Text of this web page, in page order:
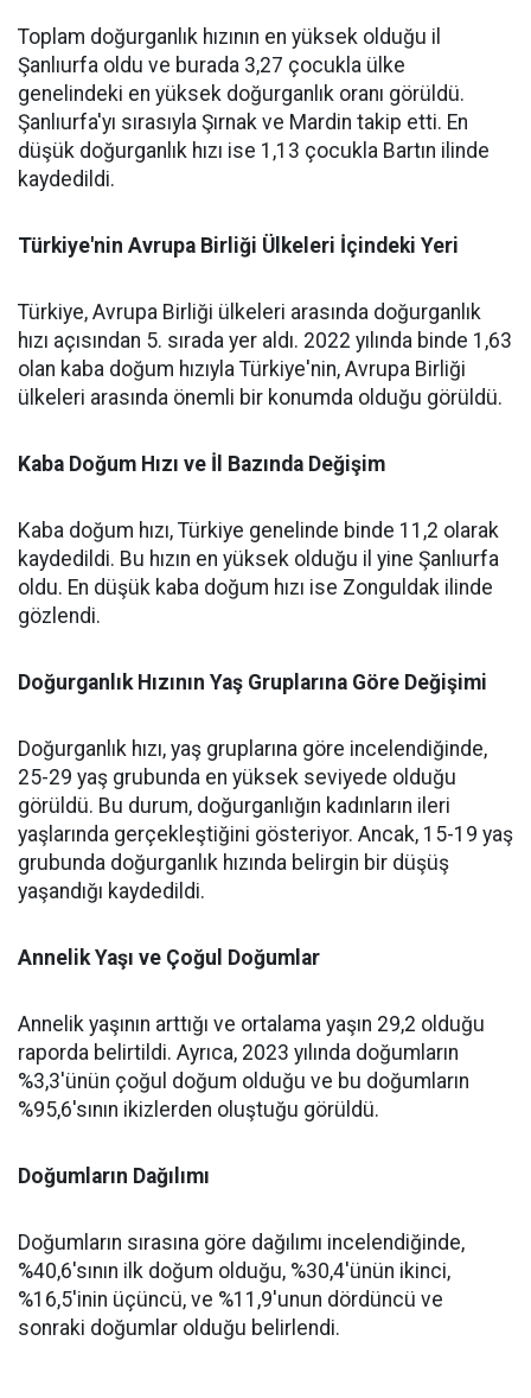
Toplam doğurganlık hızının en yüksek olduğu il
Şanlıurfa oldu ve burada 3,27 çocukla ülke
genelindeki en yüksek doğurganlık oranı görüldü.
Şanlıurfa'yı sırasıyla Şırnak ve Mardin takip etti. En
düşük doğurganlık hızı ise 1,13 çocukla Bartın ilinde
kaydedildi.
Türkiye'nin Avrupa Birliği Ülkeleri İçindeki Yeri
Türkiye, Avrupa Birliği ülkeleri arasında doğurganlık
hızı açısından 5. sırada yer aldı. 2022 yılında binde 1,63
olan kaba doğum hızıyla Türkiye'nin, Avrupa Birliği
ülkeleri arasında önemli bir konumda olduğu görüldü.
Kaba Doğum Hızı ve İl Bazında Değişim
Kaba doğum hızı, Türkiye genelinde binde 11,2 olarak
kaydedildi. Bu hızın en yüksek olduğu il yine Şanlıurfa
oldu. En düşük kaba doğum hızı ise Zonguldak ilinde
gözlendi.
Doğurganlık Hızının Yaş Gruplarına Göre Değişimi
Doğurganlık hızı, yaş gruplarına göre incelendiğinde,
25-29 yaş grubunda en yüksek seviyede olduğu
görüldü. Bu durum, doğurganlığın kadınların ileri
yaşlarında gerçekleştiğini gösteriyor. Ancak, 15-19 yaş
grubunda doğurganlık hızında belirgin bir düşüş
yaşandığı kaydedildi.
Annelik Yaşı ve Çoğul Doğumlar
Annelik yaşının arttığı ve ortalama yaşın 29,2 olduğu
raporda belirtildi. Ayrıca, 2023 yılında doğumların
%3,3'ünün çoğul doğum olduğu ve bu doğumların
%95,6'sının ikizlerden oluştuğu görüldü.
Doğumların Dağılımı
Doğumların sırasına göre dağılımı incelendiğinde,
%40,6'sının ilk doğum olduğu, %30,4'ünün ikinci,
%16,5'inin üçüncü, ve %11,9'unun dördüncü ve
sonraki doğumlar olduğu belirlendi.